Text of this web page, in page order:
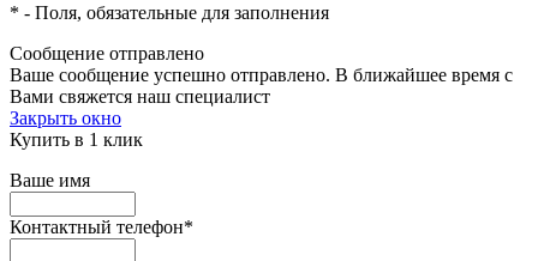
* - Поля, обязательные для заполнения
Сообщение отправлено
Ваше сообщение успешно отправлено. В ближайшее время с
Вами свяжется наш специалист
Закрыть окно
Купить в 1 клик
Ваше имя
Контактный телефон*